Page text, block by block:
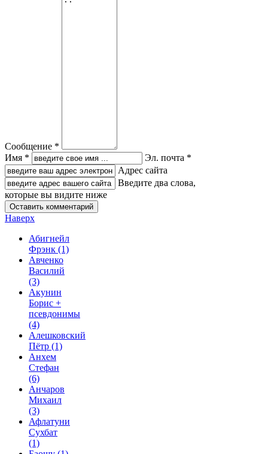
Сообщение *
Имя *
Эл. почта *
Адрес сайта
Введите два слова,
которые вы видите ниже
Наверх
Абигнейл
Фрэнк (1)
Авченко
Василий
(3)
Акунин
Борис +
псевдонимы
(4)
Алешковский
Пётр (1)
Анхем
Стефан
(6)
Анчаров
Михаил
(3)
Афлатуни
Сухбат
(1)